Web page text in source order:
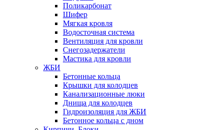
Поликарбонат
Шифер
Мягкая кровля
Водосточная система
Вентиляция для кровли
Снегозадержатели
Мастика для кровли
ЖБИ
Бетонные кольца
Крышки для колодцев
Канализационные люки
Днища для колодцев
Гидроизоляция для ЖБИ
Бетонное кольца с дном